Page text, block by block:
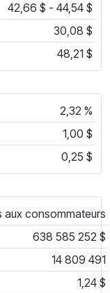
42,66 $ - 44,54 $
30,08 $
48,21 $
2,32 %
1,00 $
0,25 $
aux consommateurs
638 585 252 $
14 809 491
1,24 $